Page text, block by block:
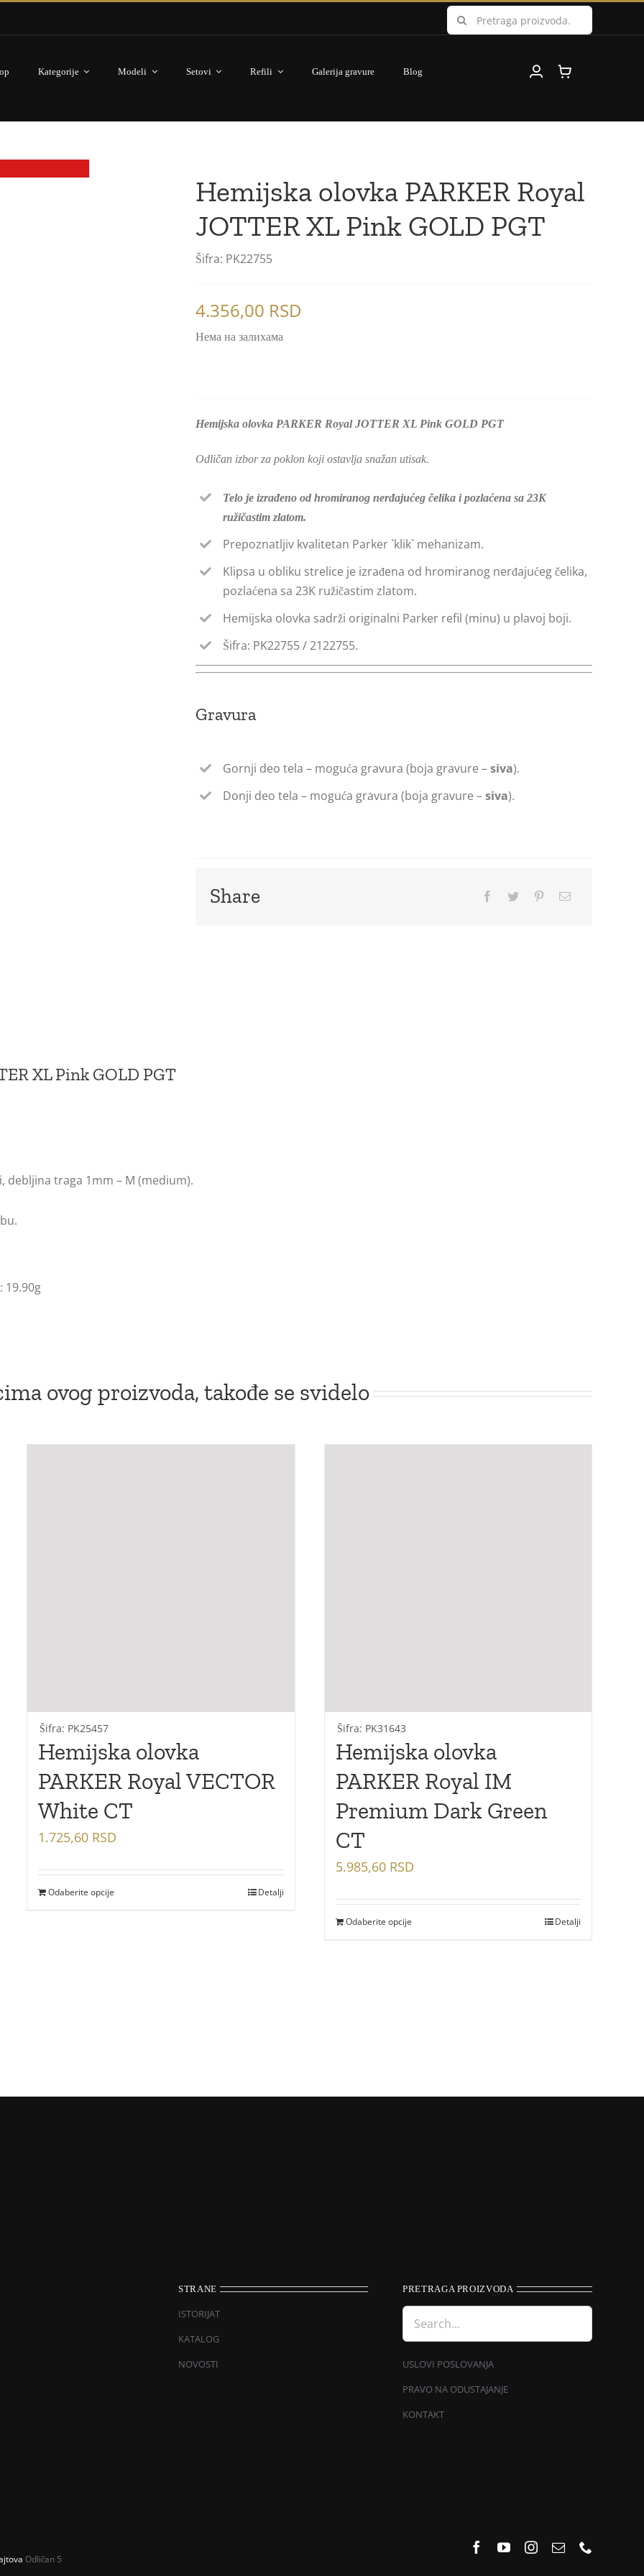
Search
for:
Kategorije Modeli Setovi Refili Galerija gravure Blog
Hemijska olovka PARKER Royal
JOTTER XL Pink GOLD PGT
Šifra: PK22755
4.356,00 RSD
Нема на залихама
Hemijska olovka PARKER Royal JOTTER XL Pink GOLD PGT
Odličan izbor za poklon koji ostavlja snažan utisak.
Telo je izrađeno od hromiranog nerđajućeg čelika i pozlaćena sa 23K
ružičastim zlatom.
Prepoznatljiv kvalitetan Parker `klik` mehanizam.
Klipsa u obliku strelice je izrađena od hromiranog nerđajućeg čelika,
pozlaćena sa 23K ružičastim zlatom.
Hemijska olovka sadrži originalni Parker refil (minu) u plavoj boji.
Šifra: PK22755 / 2122755.
Gravura
Gornji deo tela – moguća gravura (boja gravure –siva).
Donji deo tela – moguća gravura (boja gravure –siva).
Share
XL Pink GOLD PGT
debljina traga 1mm – M (medium).
19.90g
ovog proizvoda, takođe se svidelo
Šifra: PK25457
Hemijska olovka
PARKER Royal VECTOR
White CT
1.725,60 RSD
Odaberite opcije Detalji
Šifra: PK31643
Hemijska olovka
PARKER Royal IM
Premium Dark Green
CT
5.985,60 RSD
Odaberite opcije Detalji
STRANE
ISTORIJAT
KATALOG
NOVOSTI
PRETRAGA PROIZVODA
USLOVI POSLOVANJA
PRAVO NA ODUSTAJANJE
KONTAKT
Odličan 5